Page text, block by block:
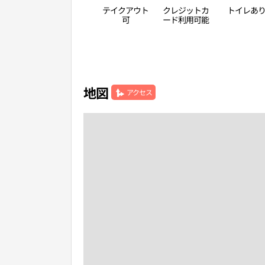
テイクアウト
可
クレジットカ
ード利用可能
トイレあり
地図 アクセス